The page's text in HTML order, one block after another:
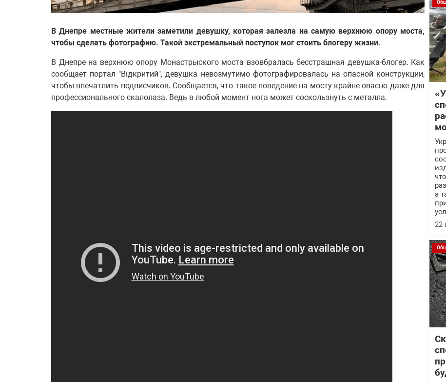
В Днепре местные жители заметили девушку, которая залезла на самую верхнюю опору моста,
чтобы сделать фотографию. Такой экстремальный поступок мог стоить блогеру жизни.
В Днепре на верхнюю опору Монастрыского моста взовбралась бесстрашная девушка-блогер. Как
сообщает портал "Відкритий", девушка невозмутимо фотографировалась на опасной конструкции,
чтобы впечатлить подписчиков. Сообщается, что такое поведение на мосту крайне опасно даже для
профессионального скалолаза. Ведь в любой момент нога может соскользнуть с металла.
а
22